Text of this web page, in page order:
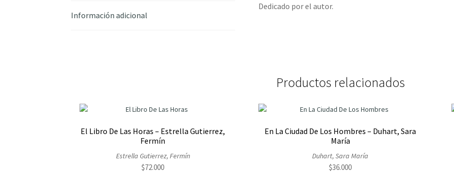
Información adicional
Dedicado por el autor.
Productos relacionados
El Libro De Las Horas – Estrella Gutierrez,
Fermín
Estrella Gutierrez, Fermín
$72.000
En La Ciudad De Los Hombres – Duhart, Sara
María
Duhart, Sara María
$36.000